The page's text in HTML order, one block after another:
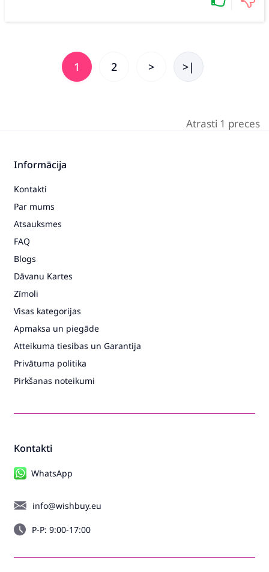
1 2 > >|
Atrasti 1 preces
Kontakti
WhatsApp
info@wishbuy.eu
P-P: 9:00-17:00
Informācija
Kontakti
Par mums
Atsauksmes
FAQ
Blogs
Dāvanu Kartes
Zīmoli
Visas kategorijas
Apmaksa un piegāde
Atteikuma tiesibas un Garantija
Privātuma politika
Pirkšanas noteikumi